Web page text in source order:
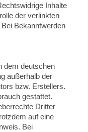
Inhalte
der verlinkten
Bekanntwerden
dem deutschen
außerhalb der
bzw. Erstellers.
gestattet.
Dritter
auf eine
Bei